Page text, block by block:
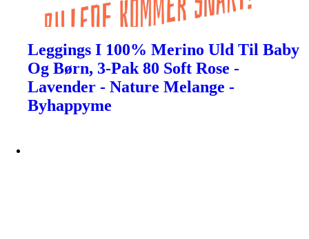
Leggings I 100% Merino Uld Til Baby
Og Børn, 3-Pak 80 Soft Rose -
Lavender - Nature Melange -
Byhappyme